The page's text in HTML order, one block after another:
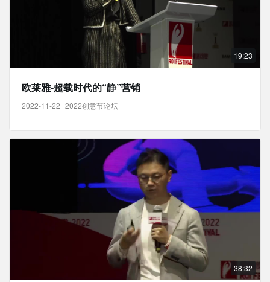
19:23
欧莱雅-超载时代的“静”营销
2022-11-22 2022创意节论坛
38:32